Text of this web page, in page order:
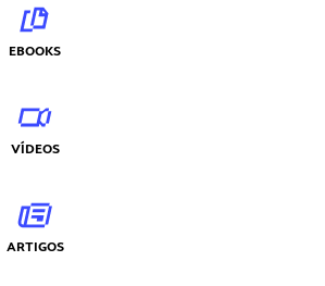
EBOOKS
VÍDEOS
ARTIGOS